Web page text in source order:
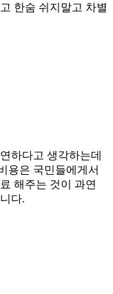
한숨 쉬지말고 차별
하다고 생각하는데
용은 국민들에게서
해주는 것이 과연
다.